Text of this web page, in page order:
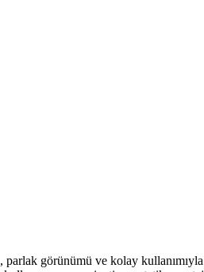
görünümü ve kolay kullanımıyla